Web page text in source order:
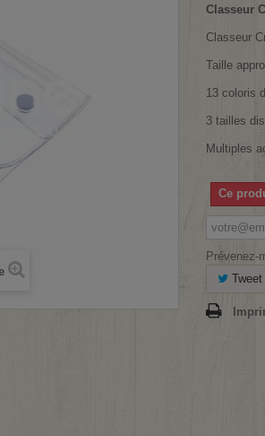
Classeur
Classeur
Taille
13 coloris
3 tailles
Multiples
Ce
Prévenez-
Tweet